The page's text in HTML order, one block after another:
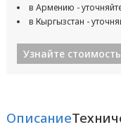
в Армению -
в Кыргызстан -
Узнайте
Описание